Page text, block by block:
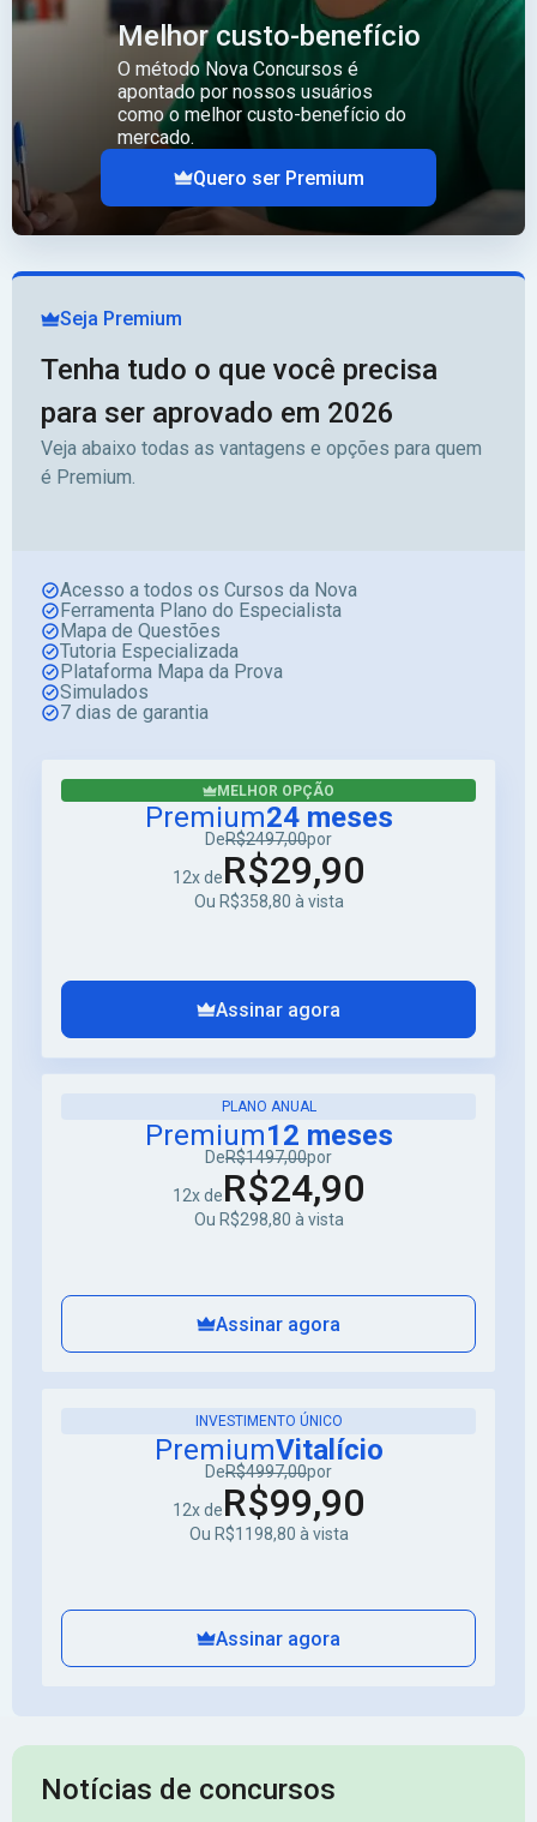
Melhor custo-benefício
O método Nova Concursos é
apontado por nossos usuários
como o melhor custo-benefício do
mercado.
Quero ser Premium
Seja Premium
Tenha tudo o que você precisa
para ser aprovado em 2026
Veja abaixo todas as vantagens e opções para quem
é Premium.
Acesso a todos os Cursos da Nova
Ferramenta Plano do Especialista
Mapa de Questões
Tutoria Especializada
Plataforma Mapa da Prova
Simulados
7 dias de garantia
MELHOR OPÇÃO
Premium24 meses
DeR$2497,00por
12x deR$29,90
Ou R$358,80 à vista
Assinar agora
PLANO ANUAL
Premium12 meses
DeR$1497,00por
12x deR$24,90
Ou R$298,80 à vista
Assinar agora
INVESTIMENTO ÚNICO
PremiumVitalício
DeR$4997,00por
12x deR$99,90
Ou R$1198,80 à vista
Assinar agora
Notícias de concursos